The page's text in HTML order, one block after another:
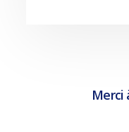
Merci